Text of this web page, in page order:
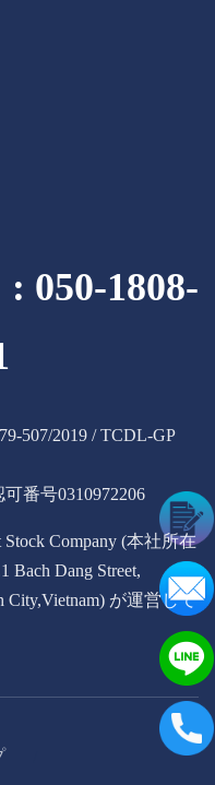
050-1808-
507/2019 / TCDL-GP
番号0310972206
Stock Company (本社所在
Bach Dang Street,
City,Vietnam) が運営して